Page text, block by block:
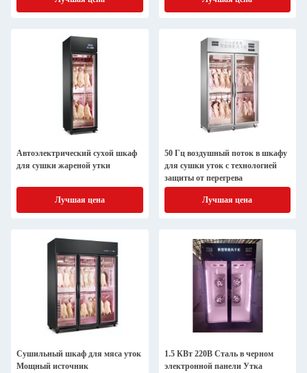
Автоэлектрический сухой шкаф
для сушки жареной утки
Лучшая цена
50 Гц воздушный поток в шкафу
для сушки уток с технологией
защиты от перегрева
Лучшая цена
Сушильный шкаф для мяса уток
Мощный источник
1.5 КВт 220В Сталь в черном
электронной панели Утка